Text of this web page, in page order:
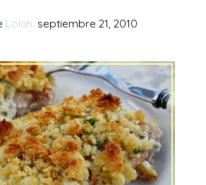
Lolah. septiembre 21, 2010